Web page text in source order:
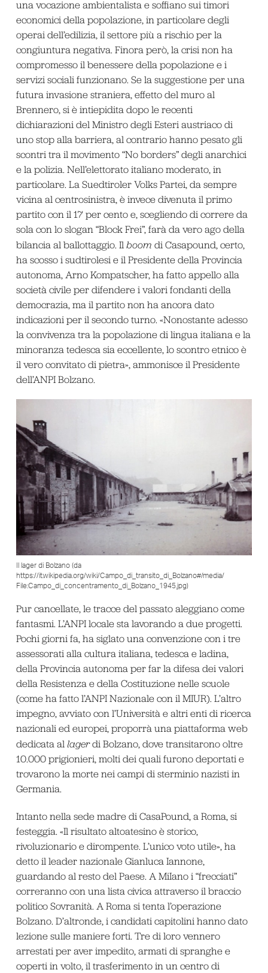
una vocazione ambientalista e soffiano sui timori
economici della popolazione, in particolare degli
operai dell’edilizia, il settore più a rischio per la
congiuntura negativa. Finora però, la crisi non ha
compromesso il benessere della popolazione e i
servizi sociali funzionano. Se la suggestione per una
futura invasione straniera, effetto del muro al
Brennero, si è intiepidita dopo le recenti
dichiarazioni del Ministro degli Esteri austriaco di
uno stop alla barriera, al contrario hanno pesato gli
scontri tra il movimento “No borders” degli anarchici
e la polizia. Nell’elettorato italiano moderato, in
particolare. La Suedtiroler Volks Partei, da sempre
vicina al centrosinistra, è invece divenuta il primo
partito con il 17 per cento e, scegliendo di correre da
sola con lo slogan “Block Frei”, farà da vero ago della
bilancia al ballottaggio. Il boom di Casapound, certo,
ha scosso i sudtirolesi e il Presidente della Provincia
autonoma, Arno Kompatscher, ha fatto appello alla
società civile per difendere i valori fondanti della
democrazia, ma il partito non ha ancora dato
indicazioni per il secondo turno. «Nonostante adesso
la convivenza tra la popolazione di lingua italiana e la
minoranza tedesca sia eccellente, lo scontro etnico è
il vero convitato di pietra», ammonisce il Presidente
dell’ANPI Bolzano.
Il lager di Bolzano (da
https://it.wikipedia.org/wiki/Campo_di_transito_di_Bolzano#/media/
File:Campo_di_concentramento_di_Bolzano_1945.jpg)
Pur cancellate, le tracce del passato aleggiano come
fantasmi. L’ANPI locale sta lavorando a due progetti.
Pochi giorni fa, ha siglato una convenzione con i tre
assessorati alla cultura italiana, tedesca e ladina,
della Provincia autonoma per far la difesa dei valori
della Resistenza e della Costituzione nelle scuole
(come ha fatto l’ANPI Nazionale con il MIUR). L’altro
impegno, avviato con l’Università e altri enti di ricerca
nazionali ed europei, proporrà una piattaforma web
dedicata al lagerdi Bolzano, dove transitarono oltre
10.000 prigionieri, molti dei quali furono deportati e
trovarono la morte nei campi di sterminio nazisti in
Germania.
Intanto nella sede madre di CasaPound, a Roma, si
festeggia. «Il risultato altoatesino è storico,
rivoluzionario e dirompente. L’unico voto utile», ha
detto il leader nazionale Gianluca Iannone,
guardando al resto del Paese. A MiIano i “frecciati”
correranno con una lista civica attraverso il braccio
politico Sovranità. A Roma si tenta l’operazione
Bolzano. D’altronde, i candidati capitolini hanno dato
lezione sulle maniere forti. Tre di loro vennero
arrestati per aver impedito, armati di spranghe e
coperti in volto, il trasferimento in un centro di